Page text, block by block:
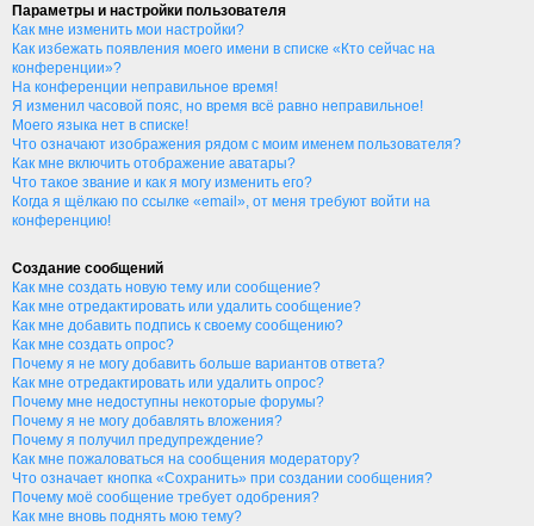
Параметры и настройки пользователя
Как мне изменить мои настройки?
Как избежать появления моего имени в списке «Кто сейчас на
конференции»?
На конференции неправильное время!
Я изменил часовой пояс, но время всё равно неправильное!
Моего языка нет в списке!
Что означают изображения рядом с моим именем пользователя?
Как мне включить отображение аватары?
Что такое звание и как я могу изменить его?
Когда я щёлкаю по ссылке «email», от меня требуют войти на
конференцию!
Создание сообщений
Как мне создать новую тему или сообщение?
Как мне отредактировать или удалить сообщение?
Как мне добавить подпись к своему сообщению?
Как мне создать опрос?
Почему я не могу добавить больше вариантов ответа?
Как мне отредактировать или удалить опрос?
Почему мне недоступны некоторые форумы?
Почему я не могу добавлять вложения?
Почему я получил предупреждение?
Как мне пожаловаться на сообщения модератору?
Что означает кнопка «Сохранить» при создании сообщения?
Почему моё сообщение требует одобрения?
Как мне вновь поднять мою тему?